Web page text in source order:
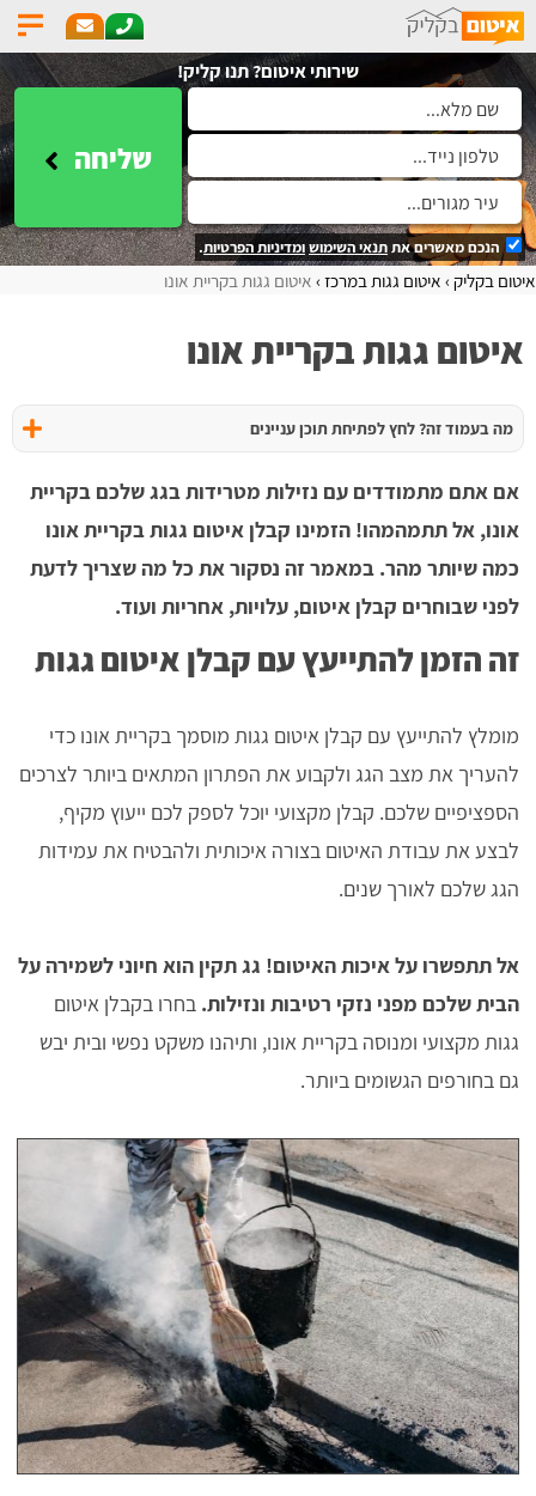
שירותי איטום? תנו קליק!
שליחה
הנכם מאשרים אתתנאי השימושומדיניות הפרטיות.
איטום בקליק איטום גגות במרכז איטום גגות בקריית אונו
איטום גגות בקריית אונו
מה בעמוד זה? לחץ לפתיחת תוכן עניינים
אם אתם מתמודדים עם נזילות מטרידות בגג שלכם בקריית
אונו, אל תתמהמהו! הזמינו קבלן איטום גגות בקריית אונו
כמה שיותר מהר. במאמר זה נסקור את כל מה שצריך לדעת
לפני שבוחרים קבלן איטום, עלויות, אחריות ועוד.
זה הזמן להתייעץ עם קבלן איטום גגות
מומלץ להתייעץ עם קבלן איטום גגות מוסמך בקריית אונו כדי
להעריך את מצב הגג ולקבוע את הפתרון המתאים ביותר לצרכים
הספציפיים שלכם. קבלן מקצועי יוכל לספק לכם ייעוץ מקיף,
לבצע את עבודת האיטום בצורה איכותית ולהבטיח את עמידות
הגג שלכם לאורך שנים.
אל תתפשרו על איכות האיטום! גג תקין הוא חיוני לשמירה על
הבית שלכם מפני נזקי רטיבות ונזילות. בחרו בקבלן איטום
גגות מקצועי ומנוסה בקריית אונו, ותיהנו משקט נפשי ובית יבש
גם בחורפים הגשומים ביותר.